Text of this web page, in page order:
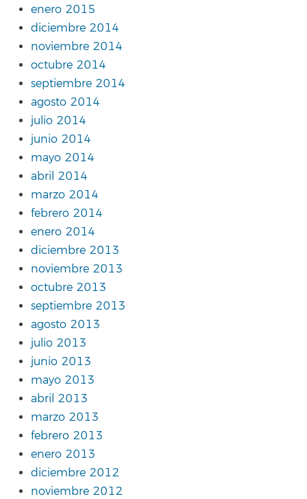
enero 2015
diciembre 2014
noviembre 2014
octubre 2014
septiembre 2014
agosto 2014
julio 2014
junio 2014
mayo 2014
abril 2014
marzo 2014
febrero 2014
enero 2014
diciembre 2013
noviembre 2013
octubre 2013
septiembre 2013
agosto 2013
julio 2013
junio 2013
mayo 2013
abril 2013
marzo 2013
febrero 2013
enero 2013
diciembre 2012
noviembre 2012